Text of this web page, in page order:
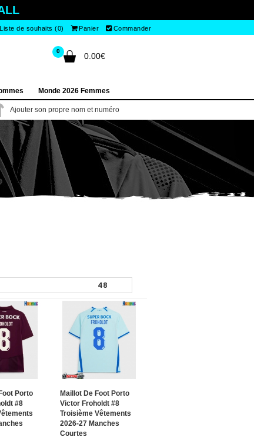
Liste de souhaits (0) Panier Commander
0
0.00€
Monde 2026 Femmes
Ajouter son propre nom et numéro
Porto
#8
Maillot De Foot Porto
Victor Froholdt #8
Troisième Vêtements
2026-27 Manches
Courtes